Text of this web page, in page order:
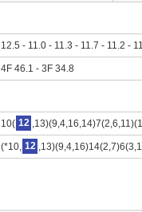
12.5 - 11.0 - 11.3 - 11.7 - 11.2 -
4F 46.1 - 3F 34.8
10( 12
(*10, 12